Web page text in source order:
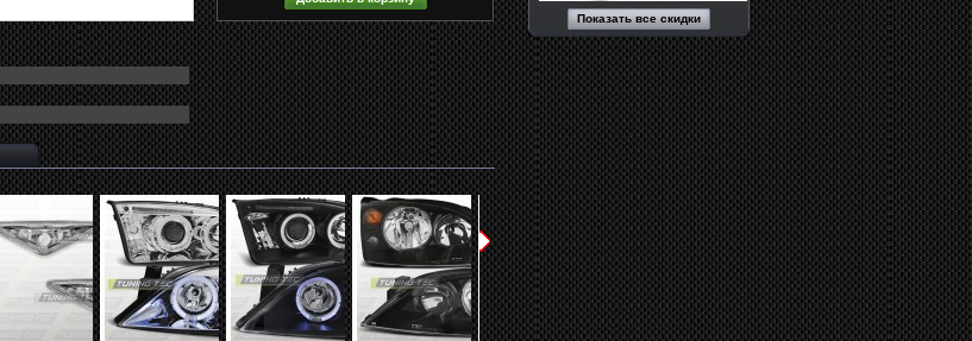
Показать все скидки